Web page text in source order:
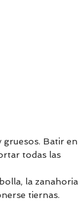
Batir en
todas las
la zanahoria
tiernas.